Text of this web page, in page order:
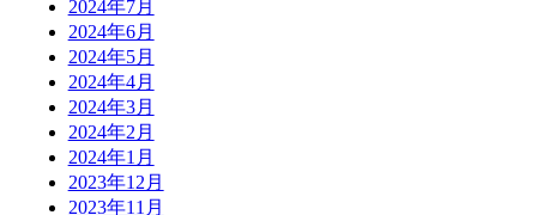
2024年7月
2024年6月
2024年5月
2024年4月
2024年3月
2024年2月
2024年1月
2023年12月
2023年11月